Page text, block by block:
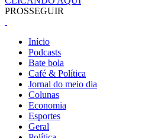
PROSSEGUIR
Início
Podcasts
Bate bola
Café & Política
Jornal do meio dia
Colunas
Economia
Esportes
Geral